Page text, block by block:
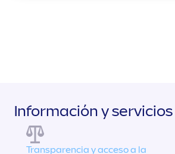
Información y
Transparencia y acceso a la